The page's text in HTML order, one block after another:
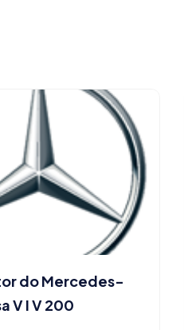
do Mercedes-
V I V 200